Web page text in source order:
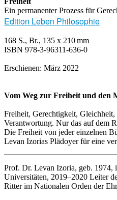
Ein permanenter Prozess für
Edition Leben Philosophie
168 S., Br., 135 x 210 mm
ISBN 978-3-96311-636-0
Erschienen: März 2022
Vom Weg zur Freiheit und den
Freiheit, Gerechtigkeit,
Verantwortung. Nur das auf dem
Die Freiheit von jeder einzelnen
Levan Izorias Plädoyer für eine
Prof. Dr. Levan Izoria, geb. 1974,
Universitäten, 2019–2020 Leiter
Ritter im Nationalen Orden der